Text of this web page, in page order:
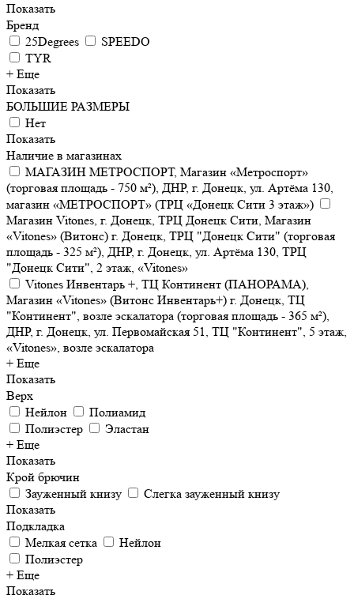
Показать
Бренд
25Degrees
SPEEDO
TYR
+ Еще
Показать
БОЛЬШИЕ РАЗМЕРЫ
Нет
Показать
Наличие в магазинах
МАГАЗИН МЕТРОСПОРТ, Магазин «Метроспорт»
(торговая площадь - 750 м²), ДНР, г. Донецк, ул. Артёма 130,
магазин «МЕТРОСПОРТ» (ТРЦ «Донецк Сити 3 этаж»)
Магазин Vitones, г. Донецк, ТРЦ Донецк Сити, Магазин
«Vitones» (Витонс) г. Донецк, ТРЦ "Донецк Сити" (торговая
площадь - 325 м²), ДНР, г. Донецк, ул. Артёма 130, ТРЦ
"Донецк Сити", 2 этаж, «Vitones»
Vitones Инвентарь +, ТЦ Континент (ПАНОРАМА),
Магазин «Vitones» (Витонс Инвентарь+) г. Донецк, ТЦ
"Континент", возле эскалатора (торговая площадь - 365 м²),
ДНР, г. Донецк, ул. Первомайская 51, ТЦ "Континент", 5 этаж,
«Vitones», возле эскалатора
+ Еще
Показать
Верх
Нейлон
Полиамид
Полиэстер
Эластан
+ Еще
Показать
Крой брючин
Зауженный книзу
Слегка зауженный книзу
Показать
Подкладка
Мелкая сетка
Нейлон
Полиэстер
+ Еще
Показать